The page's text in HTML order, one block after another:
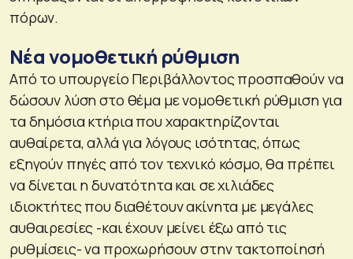
πόρων.
Νέα νομοθετική ρύθμιση
Από το υπουργείο Περιβάλλοντος προσπαθούν να
δώσουν λύση στο θέμα με νομοθετική ρύθμιση για
τα δημόσια κτήρια που χαρακτηρίζονται
αυθαίρετα, αλλά για λόγους ισότητας, όπως
εξηγούν πηγές από τον τεχνικό κόσμο, θα πρέπει
να δίνεται η δυνατότητα και σε χιλιάδες
ιδιοκτήτες που διαθέτουν ακίνητα με μεγάλες
αυθαιρεσίες -και έχουν μείνει έξω από τις
ρυθμίσεις- να προχωρήσουν στην τακτοποίησή